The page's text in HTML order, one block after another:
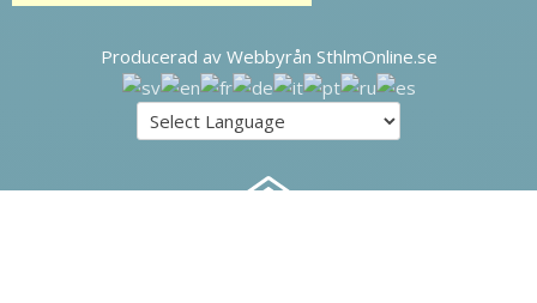
Producerad av Webbyrån SthlmOnline.se